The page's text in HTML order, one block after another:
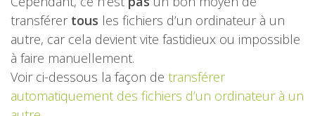
transférer tous les fichiers d’un ordinateur à un
autre, car cela devient vite fastidieux ou impossible
à faire manuellement.
Voir ci-dessous la façon de transférer
automatiquement des fichiers d’un ordinateur à un